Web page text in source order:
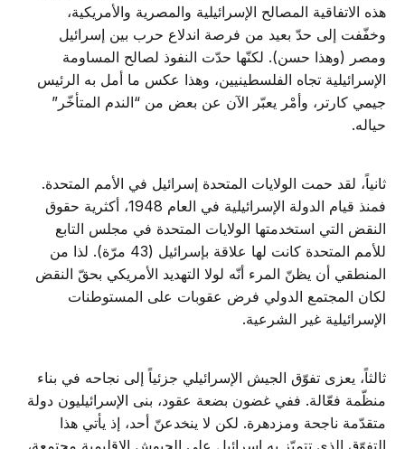
هذه الاتفاقية المصالح الإسرائيلية والمصرية والأمريكية،
وخفّفت إلى حدّ بعيد من فرصة اندلاع حرب بين إسرائيل
ومصر (وهذا حسن). لكنّها حدّت النفوذ لصالح المساومة
الإسرائيلية تجاه الفلسطينيين، وهذا عكس ما أمل به الرئيس
جيمي كارتر، وأمْر يعبّر الآن عن بعض من “الندم المتأخّر”
حياله.
ثانياً، لقد حمت الولايات المتحدة إسرائيل في الأمم المتحدة.
فمنذ قيام الدولة الإسرائيلية في العام 1948، أكثرية حقوق
النقض التي استخدمتها الولايات المتحدة في مجلس التابع
للأمم المتحدة كانت لها علاقة بإسرائيل (43 مرّة). لذا من
المنطقي أن يظنّ المرء أنّه لولا التهديد الأمريكي بحقّ النقض
لكان المجتمع الدولي فرض عقوبات على المستوطنات
الإسرائيلية غير الشرعية.
ثالثاً، يعزى تفوّق الجيش الإسرائيلي جزئياً إلى نجاحه في بناء
منظّمة فعّالة. ففي غضون بضعة عقود، بنى الإسرائيليون دولة
متقدّمة ناجحة ومزدهرة. لكن لا ينخدعنّ أحد، إذ يأتي هذا